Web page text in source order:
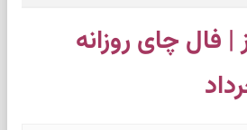
فال چای روزانه